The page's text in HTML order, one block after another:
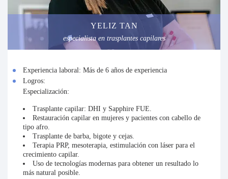
YELIZ TAN
especialista en trasplantes capilares
Experiencia laboral: Más de 6 años de experiencia
Logros:
Especialización:
Trasplante capilar: DHI y Sapphire FUE.
Restauración capilar en mujeres y pacientes con cabello de
tipo afro.
Trasplante de barba, bigote y cejas.
Terapia PRP, mesoterapia, estimulación con láser para el
crecimiento capilar.
Uso de tecnologías modernas para obtener un resultado lo
más natural posible.